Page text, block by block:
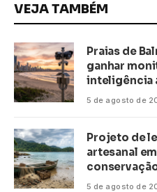
VEJA TAMBÉM
Praias de
ganhar
inteligência
5 de agosto de
Projeto de
artesanal
5 de agosto de